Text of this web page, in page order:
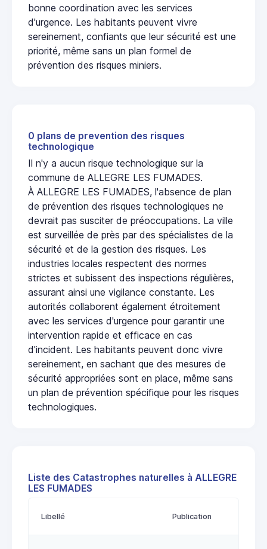
bonne coordination avec les services
d'urgence. Les habitants peuvent vivre
sereinement, confiants que leur sécurité est une
priorité, même sans un plan formel de
prévention des risques miniers.
0 plans de prevention des risques
technologique
Il n'y a aucun risque technologique sur la
commune de ALLEGRE LES FUMADES.
À ALLEGRE LES FUMADES, l'absence de plan
de prévention des risques technologiques ne
devrait pas susciter de préoccupations. La ville
est surveillée de près par des spécialistes de la
sécurité et de la gestion des risques. Les
industries locales respectent des normes
strictes et subissent des inspections régulières,
assurant ainsi une vigilance constante. Les
autorités collaborent également étroitement
avec les services d'urgence pour garantir une
intervention rapide et efficace en cas
d'incident. Les habitants peuvent donc vivre
sereinement, en sachant que des mesures de
sécurité appropriées sont en place, même sans
un plan de prévention spécifique pour les risques
technologiques.
Liste des Catastrophes naturelles à ALLEGRE
LES FUMADES
Libellé Publication